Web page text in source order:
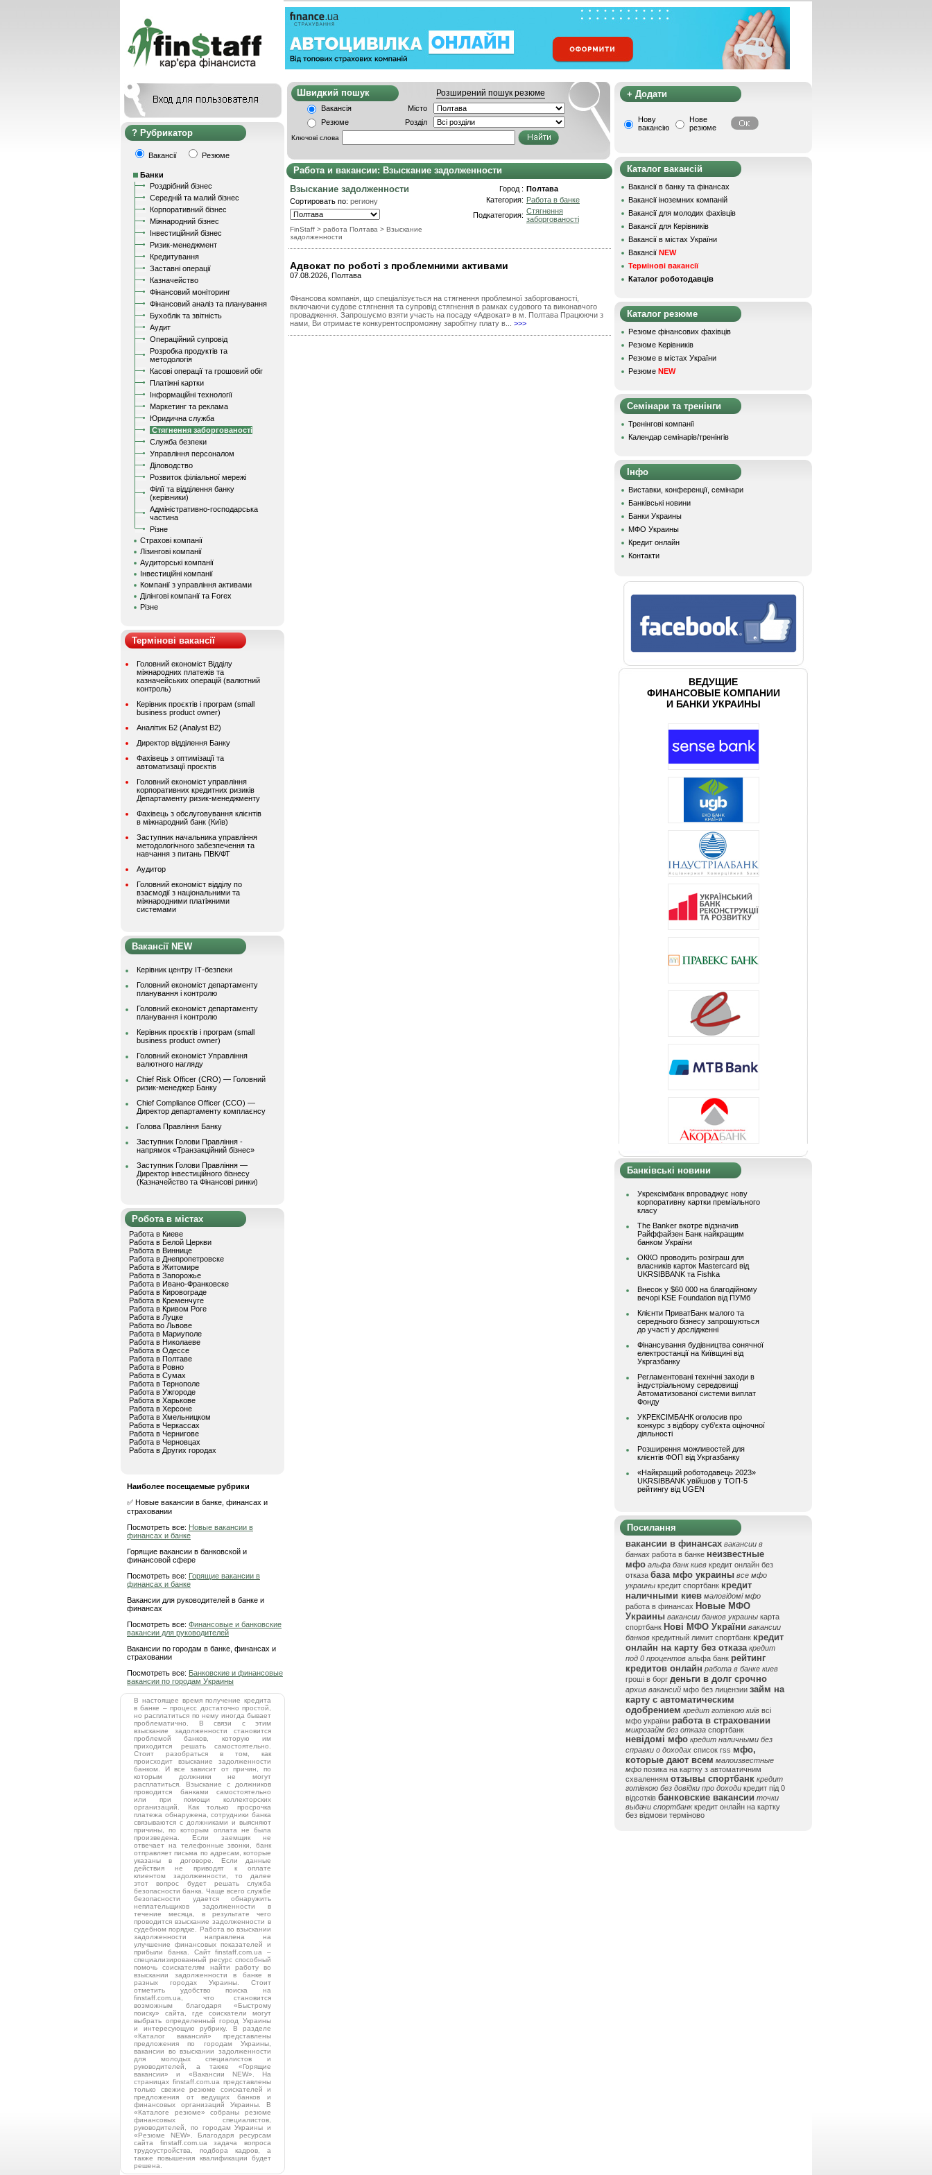
Рубрикатор
Вакансії Резюме
Банки
Роздрібний бізнес
Середній та малий бізнес
Корпоративний бізнес
Міжнародний бізнес
Інвестиційний бізнес
Ризик-менеджмент
Кредитування
Заставні операції
Казначейство
Фінансовий моніторинг
Фінансовий аналіз та планування
Бухоблік та звітність
Аудит
Операційний супровід
Розробка продуктів та
методологія
Касові операції та грошовий обіг
Платіжні картки
Інформаційні технології
Маркетинг та реклама
Юридична служба
Стягнення заборгованості
Служба безпеки
Управління персоналом
Діловодство
Розвиток філіальної мережі
Філії та відділення банку
(керівники)
Адміністративно-господарська
частина
Різне
Страхові компанії
Лізингові компанії
Аудиторські компанії
Інвестиційні компанії
Компанії з управління активами
Ділінгові компанії та Forex
Різне
Термінові вакансії
Головний економіст Відділу
міжнародних платежів та
казначейських операцій (валютний
контроль)
Керівник проєктів і програм (small
business product owner)
Аналітик Б2 (Analyst B2)
Директор відділення Банку
Фахівець з оптимізації та
автоматизації проєктів
Головний економіст управління
корпоративних кредитних ризиків
Департаменту ризик-менеджменту
Фахівець з обслуговування клієнтів
в міжнародний банк (Київ)
Заступник начальника управління
методологічного забезпечення та
навчання з питань ПВК/ФТ
Аудитор
Головний економіст відділу по
взаємодії з національними та
міжнародними платіжними
системами
Вакансії NEW
Керівник центру ІТ-безпеки
Головний економіст департаменту
планування і контролю
Головний економіст департаменту
планування і контролю
Керівник проєктів і програм (small
business product owner)
Головний економіст Управління
валютного нагляду
Chief Risk Officer (CRO) — Головний
ризик-менеджер Банку
Chief Compliance Officer (CCO) —
Директор департаменту комплаєнсу
Голова Правління Банку
Заступник Голови Правління -
напрямок «Транзакційний бізнес»
Заступник Голови Правління —
Директор інвестиційного бізнесу
(Казначейство та Фінансові ринки)
Робота в містах
Работа в Киеве
Работа в Белой Церкви
Работа в Виннице
Работа в Днепропетровске
Работа в Житомире
Работа в Запорожье
Работа в Ивано-Франковске
Работа в Кировограде
Работа в Кременчуге
Работа в Кривом Роге
Работа в Луцке
Работа во Львове
Работа в Мариуполе
Работа в Николаеве
Работа в Одессе
Работа в Полтаве
Работа в Ровно
Работа в Сумах
Работа в Тернополе
Работа в Ужгороде
Работа в Харькове
Работа в Херсоне
Работа в Хмельницком
Работа в Черкассах
Работа в Чернигове
Работа в Черновцах
Работа в Других городах
Наиболее посещаемые рубрики
✅ Новые вакансии в банке, финансах и
страховании
Посмотреть все: Новые вакансии в
финансах и банке
Горящие вакансии в банковской и
финансовой сфере
Посмотреть все: Горящие вакансии в
финансах и банке
Вакансии для руководителей в банке и
финансах
Посмотреть все: Финансовые и банковские
вакансии для руководителей
Вакансии по городам в банке, финансах и
страховании
Посмотреть все: Банковские и финансовые
вакансии по городам Украины
В настоящее время получение кредита
в банке – процесс достаточно простой,
но расплатиться по нему иногда бывает
проблематично. В связи с этим
взыскание задолженности становится
проблемой банков, которую им
приходится решать самостоятельно.
Стоит разобраться в том, как
происходит взыскание задолженности
банком. И все зависит от причин, по
которым должники не могут
расплатиться. Взыскание с должников
проводится банками самостоятельно
или при помощи коллекторских
организаций. Как только просрочка
платежа обнаружена, сотрудники банка
связываются с должниками и выясняют
причины, по которым оплата не была
произведена. Если заемщик не
отвечает на телефонные звонки, банк
отправляет письма по адресам, которые
указаны в договоре. Если данные
действия не приводят к оплате
клиентом задолженности, то далее
этот вопрос будет решать служба
безопасности банка. Чаще всего службе
безопасности удается обнаружить
неплательщиков задолженности в
течение месяца, в результате чего
проводится взыскание задолженности в
судебном порядке. Работа во взыскании
задолженности направлена на
улучшение финансовых показателей и
прибыли банка. Сайт finstaff.com.ua –
специализированный ресурс способный
помочь соискателям найти работу во
взыскании задолженности в банке в
разных городах Украины. Стоит
отметить удобство поиска на
finstaff.com.ua, что становится
возможным благодаря «Быстрому
поиску» сайта, где соискатели могут
выбрать определенный город Украины
и интересующую рубрику. В разделе
«Каталог вакансий» представлены
предложения по городам Украины,
вакансии во взыскании задолженности
для молодых специалистов и
руководителей, а также «Горящие
вакансии» и «Вакансии NEW». На
страницах finstaff.com.ua представлены
только свежие резюме соискателей и
предложения от ведущих банков и
финансовых организаций Украины. В
«Каталоге резюме» собраны резюме
финансовых специалистов,
руководителей, по городам Украины и
«Резюме NEW». Благодаря ресурсам
сайта finstaff.com.ua задача вопроса
трудоустройства, подбора кадров, а
также повышения квалификации будет
решена.
Швидкий пошук Розширений пошук резюме
Вакансія
Місто
Резюме
Розділ
Ключові слова
Работа и вакансии: Взыскание задолженности
Взыскание задолженности
Сортировать по: региону
FinStaff > работа Полтава > Взыскание
задолженности
Город : Полтава
Категория: Работа в банке
Подкатегория: Стягнення
заборгованості
Адвокат по роботі з проблемними активами
07.08.2026, Полтава
Фінансова компанія, що спеціалізується на стягнення проблемної заборгованості,
включаючи судове стягнення та супровід стягнення в рамках судового та виконавчого
провадження. Запрошуємо взяти участь на посаду «Адвокат» в м. Полтава Працюючи з
нами, Ви отримаєте конкурентоспроможну заробітну плату в... >>>
+ Додати
Нову
вакансію
Нове
резюме
Каталог вакансій
Вакансії в банку та фінансах
Вакансії іноземних компаній
Вакансії для молодих фахівців
Вакансії для Керівників
Вакансії в містах України
Вакансії NEW
Термінові вакансії
Каталог роботодавців
Каталог резюме
Резюме фінансових фахівців
Резюме Керівників
Резюме в містах України
Резюме NEW
Семінари та тренінги
Тренінгові компанії
Календар семінарів/тренінгів
Інфо
Виставки, конференції, семінари
Банківські новини
Банки Украины
МФО Украины
Кредит онлайн
Контакти
ВЕДУЩИЕ
ФИНАНСОВЫЕ КОМПАНИИ
И БАНКИ УКРАИНЫ
Банківські новини
Укрексімбанк впроваджує нову
корпоративну картки преміального
класу
The Banker вкотре відзначив
Райффайзен Банк найкращим
банком України
ОККО проводить розіграш для
власників карток Mastercard від
UKRSIBBANK та Fishka
Внесок у $60 000 на благодійному
вечорі KSE Foundation від ПУМб
Клієнти ПриватБанк малого та
середнього бізнесу запрошуються
до участі у дослідженні
Фінансування будівництва сонячної
електростанції на Київщині від
Укргазбанку
Регламентовані технічні заходи в
індустріальному середовищі
Автоматизованої системи виплат
Фонду
УКРЕКСІМБАНК оголосив про
конкурс з відбору суб’єкта оціночної
діяльності
Розширення можливостей для
клієнтів ФОП від Укргазбанку
«Найкращий роботодавець 2023»
UKRSIBBANK увійшов у ТОП-5
рейтингу від UGEN
Посилання
вакансии в финансах вакансии в
банках работа в банке неизвестные
мфо альфа банк киев кредит онлайн без
отказа база мфо украины все мфо
украины кредит спортбанк кредит
наличными киев маловідомі мфо
работа в финансах Новые МФО
Украины вакансии банков украины карта
спортбанк Нові МФО України вакансии
банков кредитный лимит спортбанк кредит
онлайн на карту без отказа кредит
под 0 процентов альфа банк рейтинг
кредитов онлайн работа в банке киев
гроші в борг деньги в долг срочно
архив вакансий мфо без лицензии займ на
карту с автоматическим
одобрением кредит готівкою київ всі
мфо україни работа в страховании
микрозайм без отказа спортбанк
невідомі мфо кредит наличными без
справки о доходах список rss мфо,
которые дают всем малоизвестные
мфо позика на картку з автоматичним
схваленням отзывы спортбанк кредит
готівкою без довідки про доходи кредит під 0
відсотків банковские вакансии точки
выдачи спортбанк кредит онлайн на картку
без відмови терміново